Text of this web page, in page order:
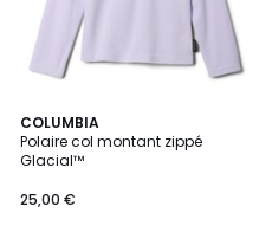
COLUMBIA
Polaire col montant zippé
Glacial™
25,00 €